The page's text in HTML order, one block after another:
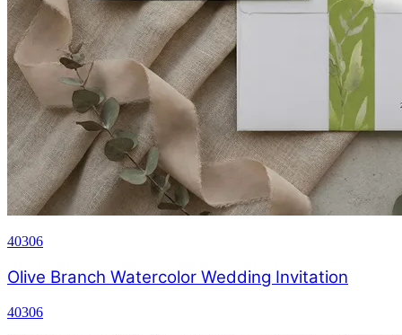
40306
Olive Branch Watercolor Wedding Invitation
40306